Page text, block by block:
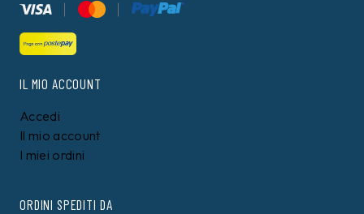
IL MIO ACCOUNT
Accedi
Il mio account
I miei ordini
ORDINI SPEDITI DA